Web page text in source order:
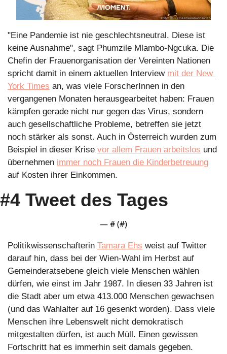
"Eine Pandemie ist nie geschlechtsneutral. Diese ist
keine Ausnahme", sagt Phumzile Mlambo-Ngcuka. Die
Chefin der Frauenorganisation der Vereinten Nationen
spricht damit in einem aktuellen Interview mit der New
York Times an, was viele ForscherInnen in den
vergangenen Monaten herausgearbeitet haben: Frauen
kämpfen gerade nicht nur gegen das Virus, sondern
auch gesellschaftliche Probleme, betreffen sie jetzt
noch stärker als sonst. Auch in Österreich wurden zum
Beispiel in dieser Krise vor allem Frauen arbeitslos und
übernehmen immer noch Frauen die Kinderbetreuung
auf Kosten ihrer Einkommen.
#4 Tweet des Tages
— # (#)
Politikwissenschafterin Tamara Ehs weist auf Twitter
darauf hin, dass bei der Wien-Wahl im Herbst auf
Gemeinderatsebene gleich viele Menschen wählen
dürfen, wie einst im Jahr 1987. In diesen 33 Jahren ist
die Stadt aber um etwa 413.000 Menschen gewachsen
(und das Wahlalter auf 16 gesenkt worden). Dass viele
Menschen ihre Lebenswelt nicht demokratisch
mitgestalten dürfen, ist auch Müll. Einen gewissen
Fortschritt hat es immerhin seit damals gegeben.